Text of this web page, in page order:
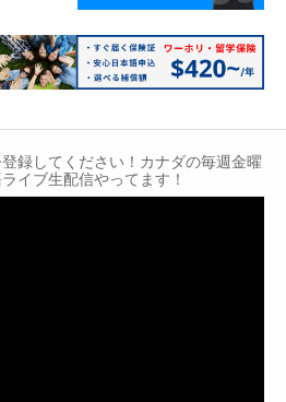
録してください！カナダの毎週金曜
イブ生配信やってます！